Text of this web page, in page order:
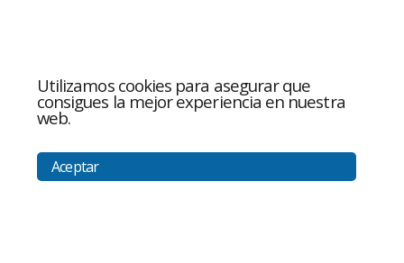
Utilizamos cookies para asegurar que
consigues la mejor experiencia en nuestra
web.
Aceptar